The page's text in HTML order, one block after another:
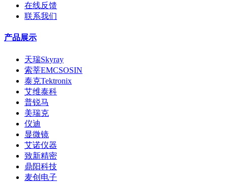
在线反馈
联系我们
产品展示
天瑞Skyray
索莘EMCSOSIN
泰克Tektronix
艾维泰科
普锐马
美瑞克
仪迪
显微镜
艾诺仪器
致新精密
鼎阳科技
麦创电子